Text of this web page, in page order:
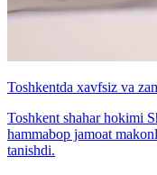
Toshkentda xavfsiz va
Toshkent shahar hokimi
hammabop jamoat
tanishdi.